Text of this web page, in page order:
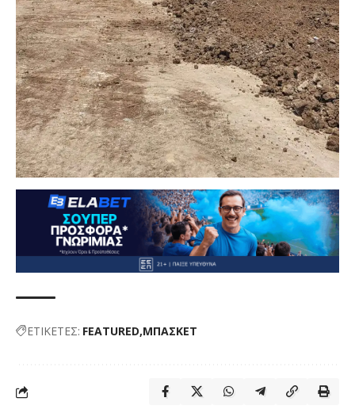
ΕΤΙΚΕΤΕΣ: FEATURED ΜΠΑΣΚΕΤ